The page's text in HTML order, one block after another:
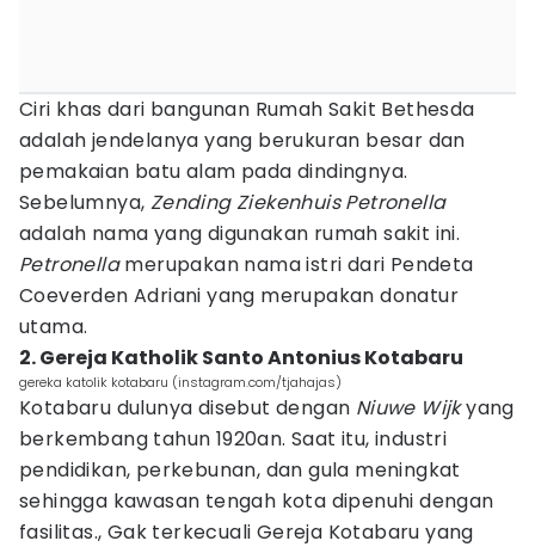
Ciri khas dari bangunan Rumah Sakit Bethesda
adalah jendelanya yang berukuran besar dan
pemakaian batu alam pada dindingnya.
Sebelumnya, Zending Ziekenhuis Petronella
adalah nama yang digunakan rumah sakit ini.
Petronellamerupakan nama istri dari Pendeta
Coeverden Adriani yang merupakan donatur
utama.
2. Gereja Katholik Santo Antonius Kotabaru
gereka katolik kotabaru (instagram.com/tjahajas)
Kotabaru dulunya disebut dengan Niuwe Wijkyang
berkembang tahun 1920an. Saat itu, industri
pendidikan, perkebunan, dan gula meningkat
sehingga kawasan tengah kota dipenuhi dengan
fasilitas., Gak terkecuali Gereja Kotabaru yang